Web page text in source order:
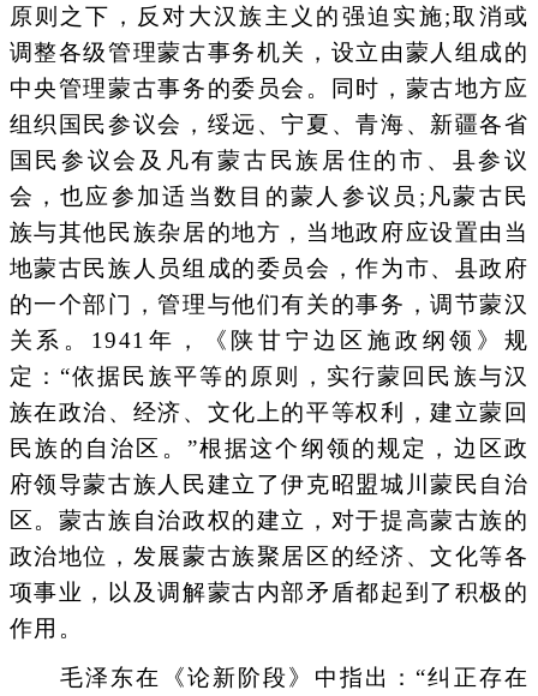
原则之下，反对大汉族主义的强迫实施;取消或
调整各级管理蒙古事务机关，设立由蒙人组成的
中央管理蒙古事务的委员会。同时，蒙古地方应
组织国民参议会，绥远、宁夏、青海、新疆各省
国民参议会及凡有蒙古民族居住的市、县参议
会，也应参加适当数目的蒙人参议员;凡蒙古民
族与其他民族杂居的地方，当地政府应设置由当
地蒙古民族人员组成的委员会，作为市、县政府
的一个部门，管理与他们有关的事务，调节蒙汉
关系。1941年，《陕甘宁边区施政纲领》规
定：“依据民族平等的原则，实行蒙回民族与汉
族在政治、经济、文化上的平等权利，建立蒙回
民族的自治区。”根据这个纲领的规定，边区政
府领导蒙古族人民建立了伊克昭盟城川蒙民自治
区。蒙古族自治政权的建立，对于提高蒙古族的
政治地位，发展蒙古族聚居区的经济、文化等各
项事业，以及调解蒙古内部矛盾都起到了积极的
作用。
毛泽东在《论新阶段》中指出：“纠正存在